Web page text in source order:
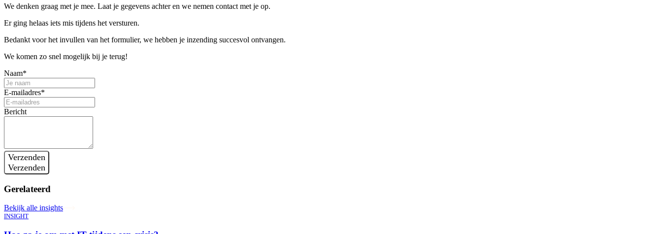
We denken graag met je mee. Laat je gegevens achter en we nemen contact met je op.
Er ging helaas iets mis tijdens het versturen.
Bedankt voor het invullen van het formulier, we hebben je inzending succesvol ontvangen.
We komen zo snel mogelijk bij je terug!
Naam*
E-mailadres*
Bericht
Verzenden
Verzenden
Gerelateerd
Bekijk alle insights
INSIGHT